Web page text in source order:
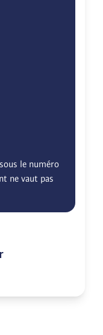
le numéro
ne vaut pas